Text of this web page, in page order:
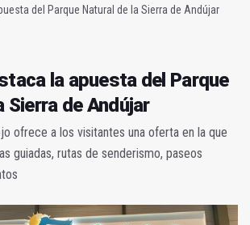
del Parque Natural de la Sierra de Andújar
la apuesta del Parque
Sierra de Andújar
ofrece a los visitantes una oferta en la que
guiadas, rutas de senderismo, paseos